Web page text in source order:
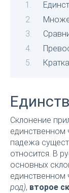
Склонение
единственном
падежа
относится. В
основных
единственном
род), второе